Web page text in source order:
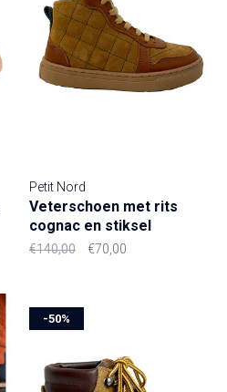
Petit Nord
Veterschoen met rits
cognac en stiksel
€140,00 €70,00
-50%